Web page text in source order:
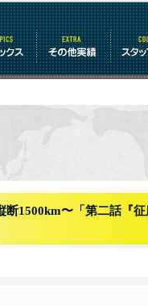
ピックス その他情報 ス
1500km〜「第二話『